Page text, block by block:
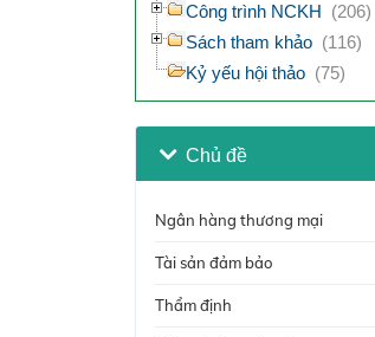
Công trình NCKH (206)
Sách tham khảo (116)
Kỷ yếu hội thảo (75)
Chủ đề
Ngân hàng thương mại
Tài sản đảm bảo
Thẩm định